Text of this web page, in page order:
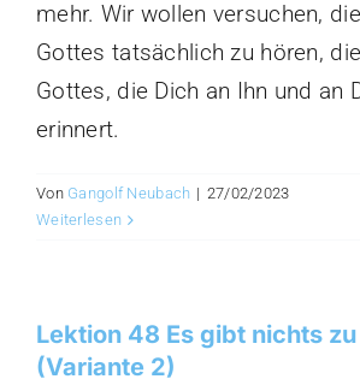
mehr. Wir wollen versuchen,
Gottes tatsächlich zu hören,
Gottes, die Dich an Ihn und an
erinnert.
Von Gangolf Neubach | 27/02/2023
Weiterlesen
Lektion 48 Es gibt nichts
(Variante 2)